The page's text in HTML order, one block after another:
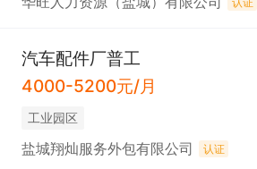
汽车配件厂普工
4000-5200元/月
工业园区
盐城翔灿服务外包有限公司 认证